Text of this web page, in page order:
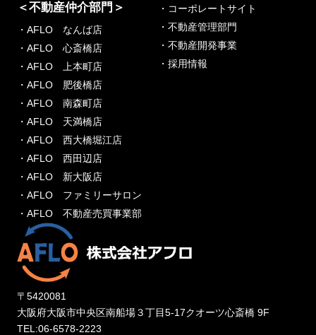
＜不動産仲介部門＞
・AFLO なんば店
・AFLO 心斎橋店
・AFLO 上本町店
・AFLO 肥後橋店
・AFLO 南森町店
・AFLO 天満橋店
・AFLO 西大橋堀江店
・AFLO 西田辺店
・AFLO 新大阪店
・AFLO ファミリーサロン
・AFLO 不動産売買事業部
・コーポレートサイト
・不動産管理部門
・不動産開発事業
・採用情報
〒5420081
大阪府大阪市中央区南船場３丁目5-17クオーツ心斎橋 9F
TEL:06-6578-2223